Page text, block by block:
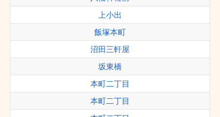
上小出
飯塚本町
沼田三軒屋
坂東橋
本町二丁目
本町二丁目